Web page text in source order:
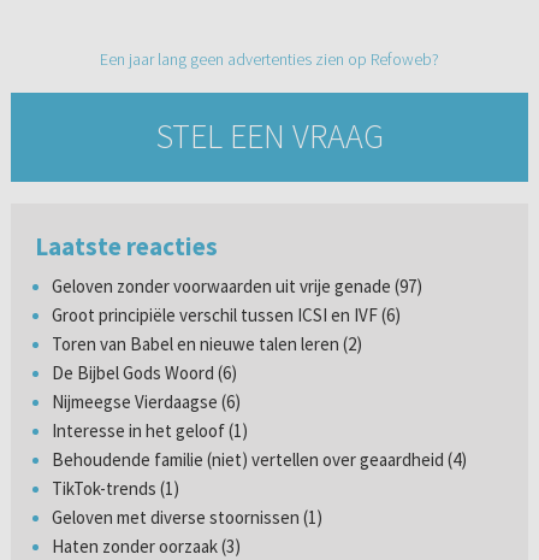
Een jaar lang geen advertenties zien op Refoweb?
STEL EEN VRAAG
Laatste reacties
Geloven zonder voorwaarden uit vrije genade (97)
Groot principiële verschil tussen ICSI en IVF (6)
Toren van Babel en nieuwe talen leren (2)
De Bijbel Gods Woord (6)
Nijmeegse Vierdaagse (6)
Interesse in het geloof (1)
Behoudende familie (niet) vertellen over geaardheid (4)
TikTok-trends (1)
Geloven met diverse stoornissen (1)
Haten zonder oorzaak (3)